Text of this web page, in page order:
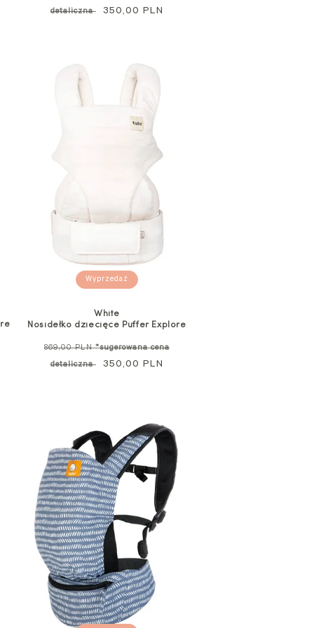
standardowa
detaliczna
Cena
350,00 PLN
Wyprzedaż
White
Nosidełko dziecięce Puffer Explore
Cena
standardowa
869,00 PLN*sugerowana cena
detaliczna
Cena
350,00 PLN